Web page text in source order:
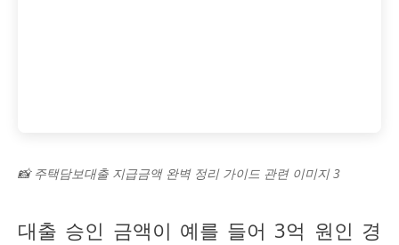
📸 주택담보대출 지급금액 완벽 정리 가이드 관련 이미지 3
대출 승인 금액이 예를 들어 3억 원인 경